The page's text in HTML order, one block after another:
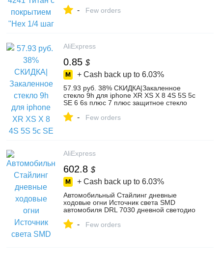
объемной упаковки купить на AliExpress
- Few orders
AliExpress
0.85 $
+ Cash back up to 6.03%
57.93 руб. 38% СКИДКА|Закаленное
стекло 9h для iphone XR XS X 8 4S 5S 5c
SE 6 6s плюс 7 плюс защитное стекло
комплекты купить на AliExpress
- Few orders
AliExpress
602.8 $
+ Cash back up to 6.03%
Автомобильный Стайлинг дневные
ходовые огни Источник света SMD
автомобиля DRL 7030 дневной светодио
12 светодио дный LED s купить на
- Few orders